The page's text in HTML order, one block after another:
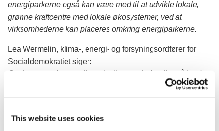
This website uses cookies
energiparkerne også kan være med til at udvikle lokale,
grønne kraftcentre med lokale økosystemer, ved at
virksomhederne kan placeres omkring energiparkerne.
Lea Wermelin, klima-, energi- og forsyningsordfører for
Socialdemokratiet siger:
Gevinsten ved at opstille solceller og vindmøller på land
bliver nu meget større for naboer og lokalsamfundet. Det er